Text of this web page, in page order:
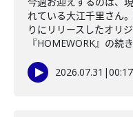
れている大江千里さん
りにリリースしたオリ
『HOMEWORK』の続
2026.07.31 |